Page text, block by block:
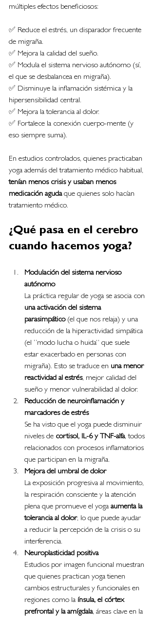
múltiples efectos beneficiosos:
✅ Reduce el estrés, un disparador frecuente
de migraña.
✅ Mejora la calidad del sueño.
✅ Modula el sistema nervioso autónomo (sí,
el que se desbalancea en migraña).
✅ Disminuye la inflamación sistémica y la
hipersensibilidad central.
✅ Mejora la tolerancia al dolor.
✅ Fortalece la conexión cuerpo-mente (y
eso siempre suma).
En estudios controlados, quienes practicaban
yoga además del tratamiento médico habitual,
tenían menos crisis y usaban menos
medicación aguda que quienes solo hacían
tratamiento médico.
¿Qué pasa en el cerebro
cuando hacemos yoga?
Modulación del sistema nervioso
autónomo
La práctica regular de yoga se asocia con
una activación del sistema
parasimpático (el que nos relaja) y una
reducción de la hiperactividad simpática
(el “modo lucha o huida” que suele
estar exacerbado en personas con
migraña). Esto se traduce en una menor
reactividad al estrés, mejor calidad del
sueño y menor vulnerabilidad al dolor.
Reducción de neuroinflamación y
marcadores de estrés
Se ha visto que el yoga puede disminuir
niveles de cortisol, IL-6 y TNF-alfa, todos
relacionados con procesos inflamatorios
que participan en la migraña.
Mejora del umbral de dolor
La exposición progresiva al movimiento,
la respiración consciente y la atención
plena que promueve el yoga aumenta la
tolerancia al dolor, lo que puede ayudar
a reducir la percepción de la crisis o su
interferencia.
Neuroplasticidad positiva
Estudios por imagen funcional muestran
que quienes practican yoga tienen
cambios estructurales y funcionales en
regiones como la ínsula, el córtex
prefrontal y la amígdala, áreas clave en la